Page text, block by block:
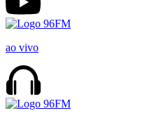
ao vivo